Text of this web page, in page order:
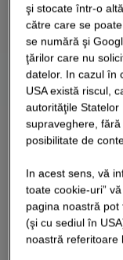
şi stocate într-o
către care se
se numără şi
ţărilor care nu
datelor. In cazul în
USA există riscul,
autorităţile
supraveghere,
posibilitate de
In acest sens, vă
toate cookie-uri”
pagina noastră
(şi cu sediul în
noastră referitoare